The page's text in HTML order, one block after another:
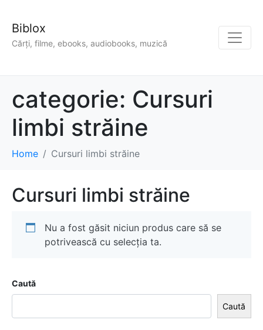
Biblox
Cărți, filme, ebooks, audiobooks, muzică
categorie: Cursuri
limbi străine
Home Cursuri limbi străine
Cursuri limbi străine
Nu a fost găsit niciun produs care să se
potrivească cu selecția ta.
Caută
Caută